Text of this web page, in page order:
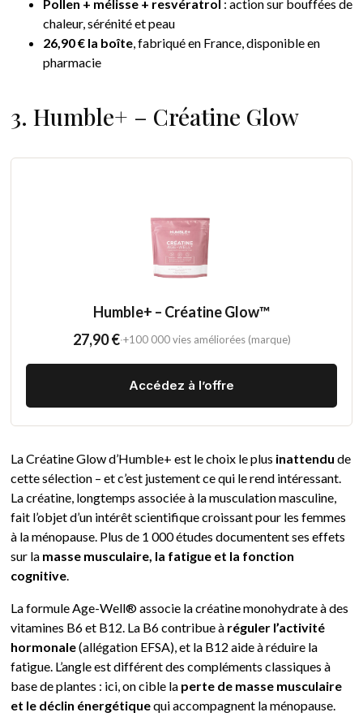
Pollen + mélisse + resvératrol : action sur bouffées de
chaleur, sérénité et peau
26,90 € la boîte , fabriqué en France, disponible en
pharmacie
3. Humble+ – Créatine Glow
Humble+ – Créatine Glow™
27,90 €·+100 000 vies améliorées (marque)
Accédez à l’offre
La Créatine Glow d’Humble+ est le choix le plus inattendu de
cette sélection – et c’est justement ce qui le rend intéressant.
La créatine, longtemps associée à la musculation masculine,
fait l’objet d’un intérêt scientifique croissant pour les femmes
à la ménopause. Plus de 1 000 études documentent ses effets
sur la masse musculaire, la fatigue et la fonction
cognitive.
La formule Age-Well® associe la créatine monohydrate à des
vitamines B6 et B12. La B6 contribue à réguler l’activité
hormonale(allégation EFSA), et la B12 aide à réduire la
fatigue. L’angle est différent des compléments classiques à
base de plantes : ici, on cible la perte de masse musculaire
et le déclin énergétiquequi accompagnent la ménopause.